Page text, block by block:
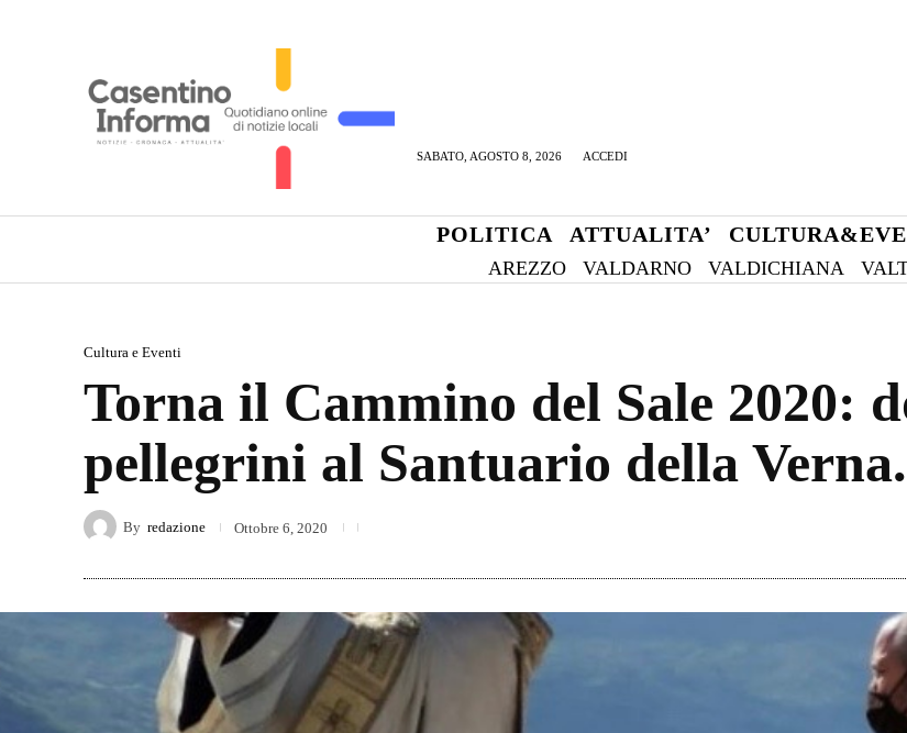
SABATO, AGOSTO 8, 2026 ACCEDI
POLITICA ATTUALITA’
AREZZO VALDARNO VALDICHIANA
Cultura e Eventi
Torna il Cammino del Sale 2020:
pellegrini al Santuario della Verna.
By redazione Ottobre 6, 2020